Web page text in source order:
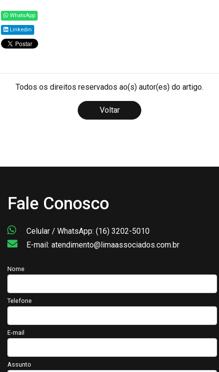
WhatsApp
Linkedin
Todos os direitos reservados ao(s) autor(es) do artigo.
Voltar
Fale Conosco
Celular / WhatsApp: (16) 3202-5010
E-mail: atendimento@limaassociados.com.br
Nome
Telefone
E-mail
Assunto